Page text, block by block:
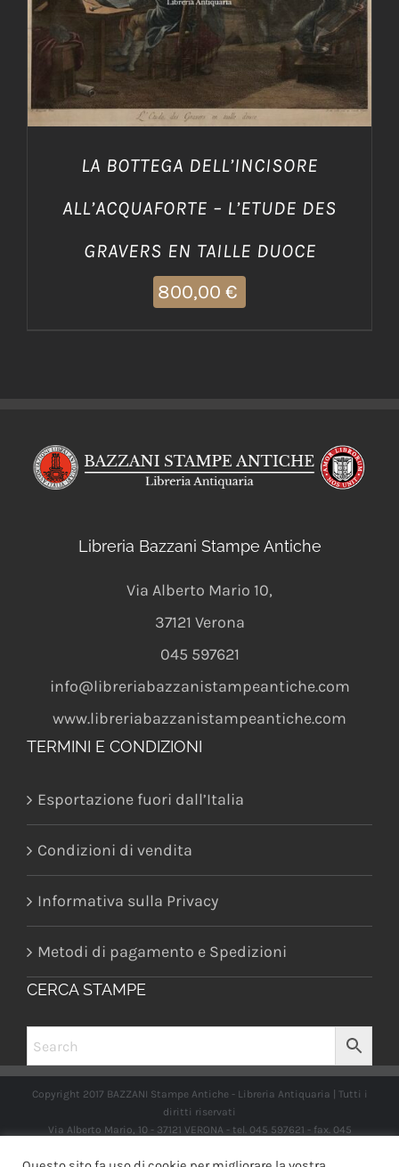
LA BOTTEGA DELL’INCISORE
ALL’ACQUAFORTE – L’ETUDE DES
GRAVERS EN TAILLE DUOCE
800,00 €
Libreria Bazzani Stampe Antiche
Via Alberto Mario 10,
37121 Verona
045 597621
info@libreriabazzanistampeantiche.com
www.libreriabazzanistampeantiche.com
TERMINI E CONDIZIONI
Esportazione fuori dall’Italia
Condizioni di vendita
Informativa sulla Privacy
Metodi di pagamento e Spedizioni
CERCA STAMPE
Copyright 2017 BAZZANI Stampe Antiche - Libreria Antiquaria | Tutti i
diritti riservati
Via Alberto Mario, 10 - 37121 VERONA - tel. 045 597621 - fax. 045